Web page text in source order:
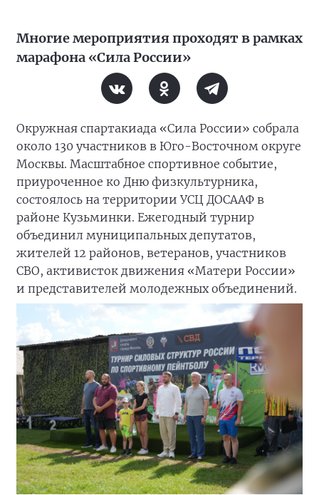
Многие мероприятия проходят в рамках
марафона «Сила России»
Окружная спартакиада «Сила России» собрала
около 130 участников в Юго-Восточном округе
Москвы. Масштабное спортивное событие,
приуроченное ко Дню физкультурника,
состоялось на территории УСЦ ДОСААФ в
районе Кузьминки. Ежегодный турнир
объединил муниципальных депутатов,
жителей 12 районов, ветеранов, участников
СВО, активисток движения «Матери России»
и представителей молодежных объединений.